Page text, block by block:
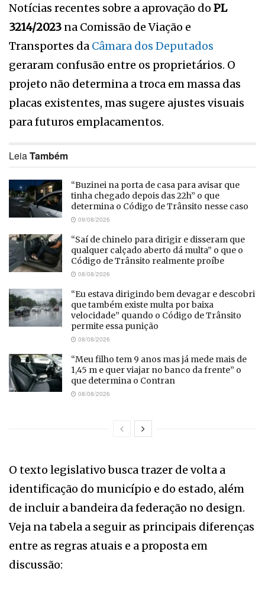
Notícias recentes sobre a aprovação do PL
3214/2023 na Comissão de Viação e
Transportes da Câmara dos Deputados
geraram confusão entre os proprietários. O
projeto não determina a troca em massa das
placas existentes, mas sugere ajustes visuais
para futuros emplacamentos.
LeiaTambém
“Buzinei na porta de casa para avisar que
tinha chegado depois das 22h” o que
determina o Código de Trânsito nesse caso
09/08/2026
“Saí de chinelo para dirigir e disseram que
qualquer calçado aberto dá multa” o que o
Código de Trânsito realmente proíbe
08/08/2026
“Eu estava dirigindo bem devagar e descobri
que também existe multa por baixa
velocidade” quando o Código de Trânsito
permite essa punição
08/08/2026
“Meu filho tem 9 anos mas já mede mais de
1,45 m e quer viajar no banco da frente” o
que determina o Contran
08/08/2026
O texto legislativo busca trazer de volta a
identificação do município e do estado, além
de incluir a bandeira da federação no design.
Veja na tabela a seguir as principais diferenças
entre as regras atuais e a proposta em
discussão: